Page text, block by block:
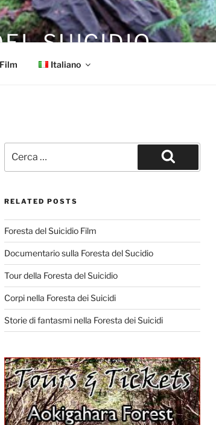
SUICIDIO
Film Italiano
Cerca
RELATED POSTS
Foresta del Suicidio Film
Documentario sulla Foresta del Sucidio
Tour della Foresta del Suicidio
Corpi nella Foresta dei Suicidi
Storie di fantasmi nella Foresta dei Suicidi